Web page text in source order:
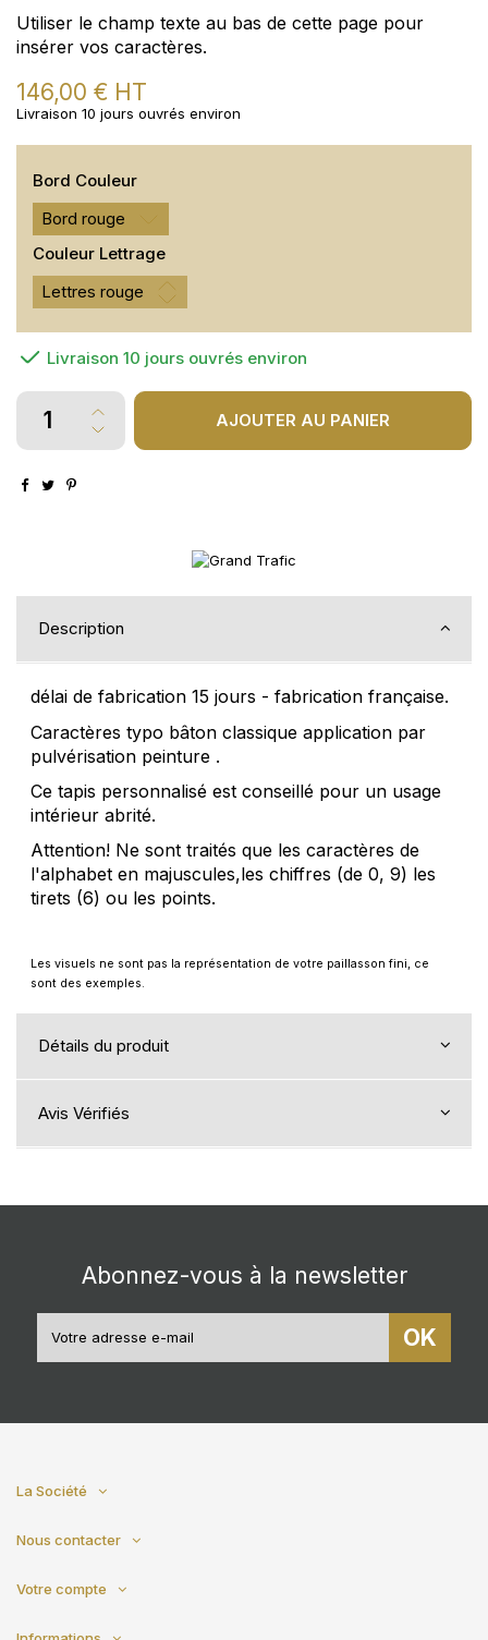
Utiliser le champ texte au bas de cette page pour
insérer vos caractères.
146,00 € HT
Livraison 10 jours ouvrés environ
Bord Couleur
Bord rouge
Couleur Lettrage
Livraison 10 jours ouvrés environ
AJOUTER AU PANIER
Description
délai de fabrication 15 jours - fabrication française.
Caractères typo bâton classique application par
pulvérisation peinture .
Ce tapis personnalisé est conseillé pour un usage
intérieur abrité.
Attention! Ne sont traités que les caractères de
l'alphabet en majuscules,les chiffres (de 0, 9) les
tirets (6) ou les points.
Les visuels ne sont pas la représentation de votre paillasson fini, ce
sont des exemples.
Détails du produit
Avis Vérifiés
Abonnez-vous à la newsletter
OK
La Société
Nous contacter
Votre compte